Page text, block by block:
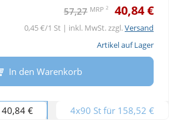
57,27 MRP 2 40,84 €
0,45 €/1 St | inkl. MwSt. zzgl.Versand
Artikel auf Lager
In den Warenkorb
€ 4x90 St für 158,52 €